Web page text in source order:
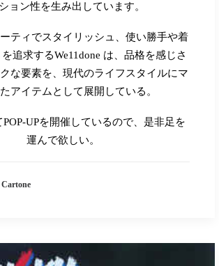
ョン性を生み出しています。
ティでスタイリッシュ、使い勝手や着
追求するWe11done は、品格を感じさ
な要素を、現代のライフスタイルにマ
アイテムとして展開している。
POP-UPを開催しているので、是非足を
運んで欲しい。
Cartone